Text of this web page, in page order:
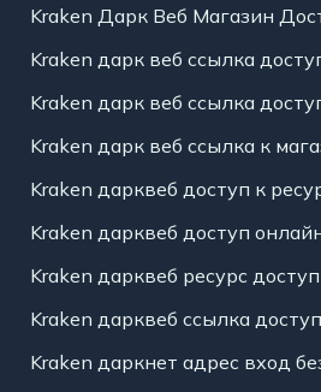
Kraken Дарк Веб Магазин
Kraken дарк веб ссылка
Kraken дарк веб ссылка
Kraken дарк веб ссылка к
Kraken дарквеб доступ к
Kraken дарквеб доступ
Kraken дарквеб ресурс
Kraken дарквеб ссылка
Kraken даркнет адрес вход